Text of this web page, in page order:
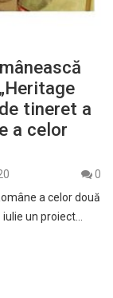
tineret a
a celor
0
a celor două
un proiect…